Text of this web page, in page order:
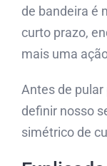
de bandeira é
curto prazo,
mais uma
Antes de
definir nosso
simétrico de